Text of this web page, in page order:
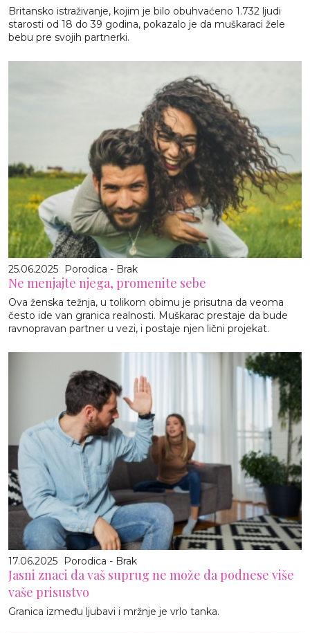
Britansko istraživanje, kojim je bilo obuhvaćeno 1.732 ljudi
starosti od 18 do 39 godina, pokazalo je da muškaraci žele
bebu pre svojih partnerki.
25.06.2025 Porodica - Brak
Ne menjajte njega, promenite sebe
Ova ženska težnja, u tolikom obimu je prisutna da veoma
često ide van granica realnosti. Muškarac prestaje da bude
ravnopravan partner u vezi, i postaje njen lični projekat.
17.06.2025 Porodica - Brak
Jasni znaci da vaš suprug ne može da podnese više
vaše prisustvo
Granica između ljubavi i mržnje je vrlo tanka.